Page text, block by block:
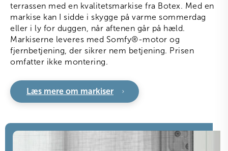
terrassen med en kvalitetsmarkise fra Botex. Med en
markise kan I sidde i skygge på varme sommerdag
eller i ly for duggen, når aftenen går på hæld.
Markiserne leveres med Somfy®-motor og
fjernbetjening, der sikrer nem betjening. Prisen
omfatter ikke montering.
Læs mere om markiser